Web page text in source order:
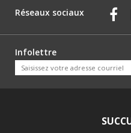
Réseaux sociaux
Infolettre